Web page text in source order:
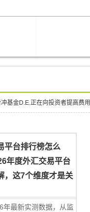
基金D.E.正在向投资者提高费用
平台排行榜怎么
年度外汇交易平台
，这7个维度才是关
年最新实测数据，从监